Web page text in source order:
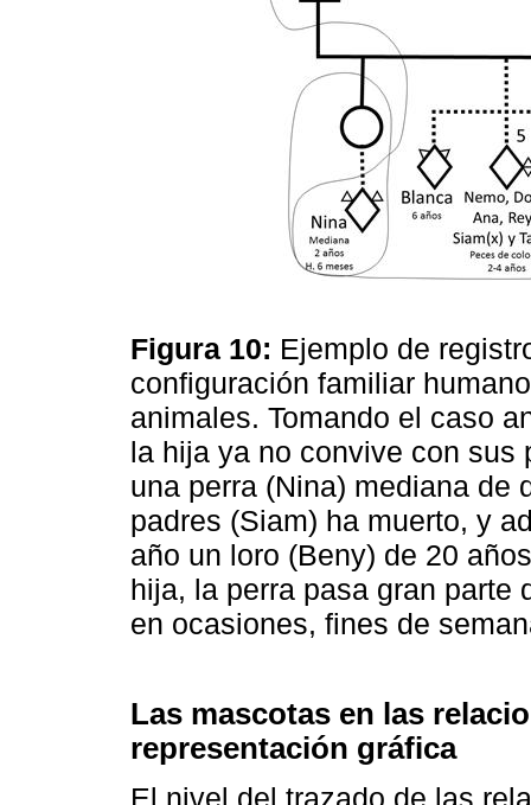
Figura 10: Ejemplo de
configuración familiar
animales. Tomando el caso
la hija ya no convive con sus
una perra (Nina) mediana de
padres (Siam) ha muerto, y
año un loro (Beny) de 20
hija, la perra pasa gran parte
en ocasiones, fines de
Las mascotas en las
representación gráfica
El nivel del trazado de las